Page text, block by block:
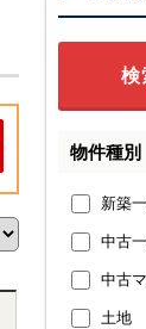
物件種別
新築
中古
中古
土地